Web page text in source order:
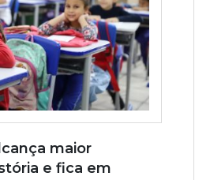
maior
e fica em